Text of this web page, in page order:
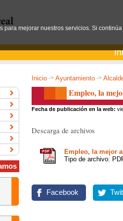
Inicio -> Ayuntamiento ->
Empleo, la
Fecha de publicación en la web:
Descarga de archivos
Empleo, la mejor
Tipo de archivo:
Facebook
para mejorar nuestros servicios. Si